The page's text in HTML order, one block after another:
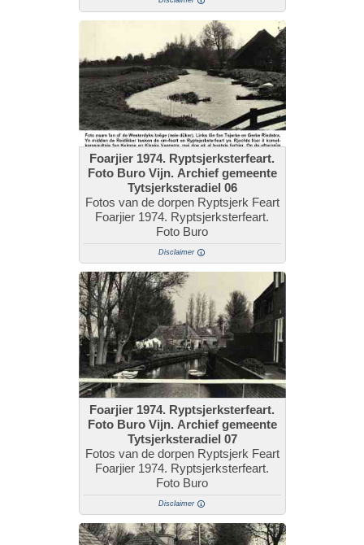
Foarjier 1974. Ryptsjerksterfeart.
Foto Buro Vijn. Archief gemeente
Tytsjerksteradiel 06
Fotos van de dorpen Ryptsjerk Feart
Foarjier 1974. Ryptsjerksterfeart.
Foto Buro
Disclaimer
Foarjier 1974. Ryptsjerksterfeart.
Foto Buro Vijn. Archief gemeente
Tytsjerksteradiel 07
Fotos van de dorpen Ryptsjerk Feart
Foarjier 1974. Ryptsjerksterfeart.
Foto Buro
Disclaimer